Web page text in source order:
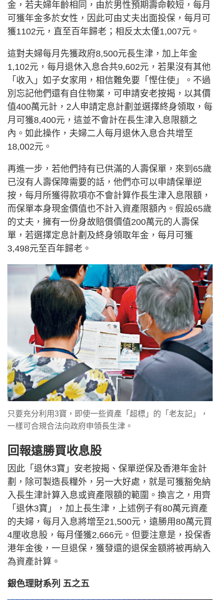
金，若夫婦年齡相同，由於男性預期壽命較短，每月
可獲年金多於女性，因此可由丈夫出面投保，每月可
獲1102元，直至百年歸老；相反太太僅1,007元。
這對夫婦每月先獲政府8,500元長生津，加上年金
1,102元，每月退休入息合共9,602元，若果沒有其他
「收入」如子女家用，相信難免要「慳住使」。不過
別忘記他們還有自住物業，可申請安老按揭，以其價
值400萬元計，2人申請定息計劃並選擇終身領取，每
月可獲8,400元，這並不會計在長生津入息限額之
內。如此操作，夫婦二人每月退休入息合共增至
18,002元。
再進一步，若他們持有已供滿的人壽保單，來到65歲
已沒有人壽保障需要的話，他們亦可以申請保單逆
按，每月所獲得款項亦不會計算作長生津入息限額，
而保單本身現金價值也不計入資產限額內。假設65歲
的丈夫，擁有一份身故賠償價值200萬元的人壽保
單，若選擇定息計劃及終身領取年金，每月可獲
3,498元至百年歸老。
只要充分利用3寶，即使一些資產「超標」的「老友記」，
一樣可合規合法向政府申領長生津。
回報遠勝買收息股
因此「退休3寶」安老按揭、保單逆保及香港年金計
劃，除可製造長糧外，另一大好處，就是可獲豁免納
入長生津計算入息或資產限額的範圍。換言之，用齊
「退休3寶」，加上長生津，上述例子有80萬元資產
的夫婦，每月入息將增至21,500元，遠勝用80萬元買
4厘收息股，每月僅獲2,666元。但要注意是，投保香
港年金後，一旦退保，獲發還的退保金額將被再納入
為資產計算。
銀色理財系列 五之五